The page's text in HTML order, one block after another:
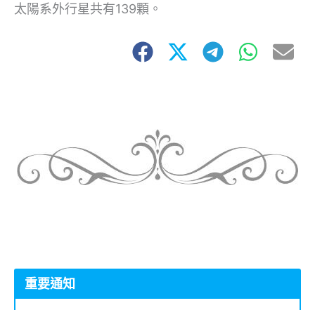
太陽系外行星共有139顆。
重要通知